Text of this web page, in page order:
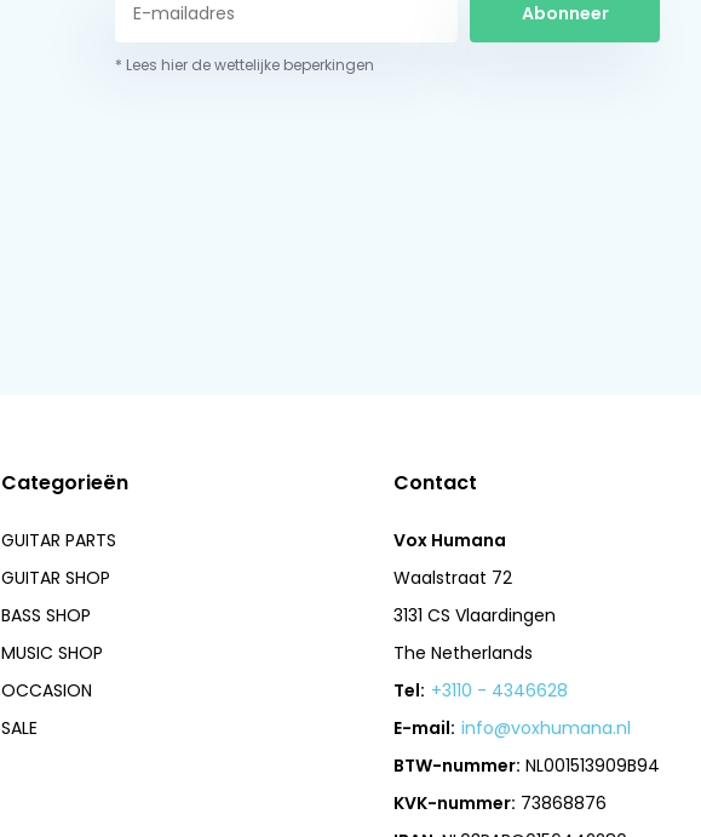
Abonneer
* Lees hier de wettelijke beperkingen
Categorieën
GUITAR PARTS
GUITAR SHOP
BASS SHOP
MUSIC SHOP
OCCASION
SALE
Contact
Vox Humana
Waalstraat 72
3131 CS Vlaardingen
The Netherlands
Tel: +3110 - 4346628
E-mail: info@voxhumana.nl
BTW-nummer: NL001513909B94
KVK-nummer: 73868876